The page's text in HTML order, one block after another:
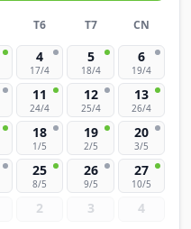
T6 T7 CN
4
17/4
5
18/4
6
19/4
11
24/4
12
25/4
13
26/4
18
1/5
19
2/5
20
3/5
25
8/5
26
9/5
27
10/5
2 3 4